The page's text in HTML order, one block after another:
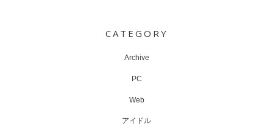
CATEGORY
Archive
PC
Web
アイドル